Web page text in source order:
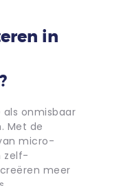
in
onmisbaar
Met de
micro-
zelf-
meer